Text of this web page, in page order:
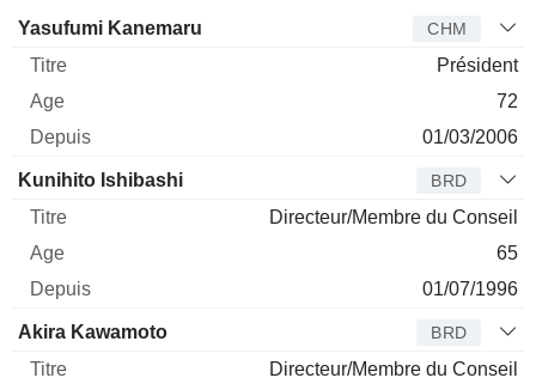
Administrateur Titre
Yasufumi Kanemaru CHM
Président
72
01/03/2006
Kunihito Ishibashi BRD
Directeur/Membre du Conseil
65
01/07/1996
Akira Kawamoto BRD
Directeur/Membre du Conseil